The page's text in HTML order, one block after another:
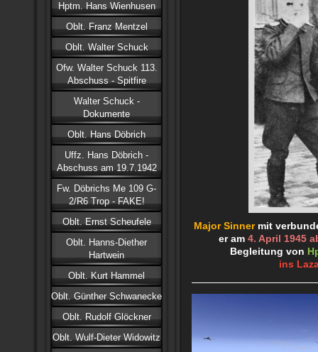
Hptm. Hans Wienhusen
Oblt. Franz Mentzel
Oblt. Walter Schuck
Ofw. Walter Schuck 113.
Abschuss - Spitfire
Walter Schuck -
Dokumente
Oblt. Hans Döbrich
Uffz. Hans Döbrich -
Abschuss am 19.7.1942
Fw. Döbrichs Me 109 G-
2/R6 Trop - FAKE!
Oblt. Ernst Scheufele
Oblt. Hanns-Diether
Hartwein
Oblt. Kurt Hammel
Oblt. Günther Schwanecke
Oblt. Rudolf Glöckner
Oblt. Wulf-Dieter Widowitz
Major Sinner mit
er am 4. April 1945
Begleitung von
ins